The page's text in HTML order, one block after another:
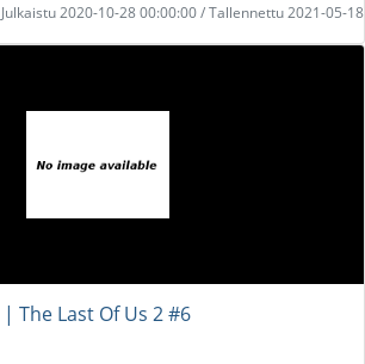
Julkaistu 2020-10-28 00:00:00 / Tallennettu 2021-05-18
The Last Of Us 2 #6